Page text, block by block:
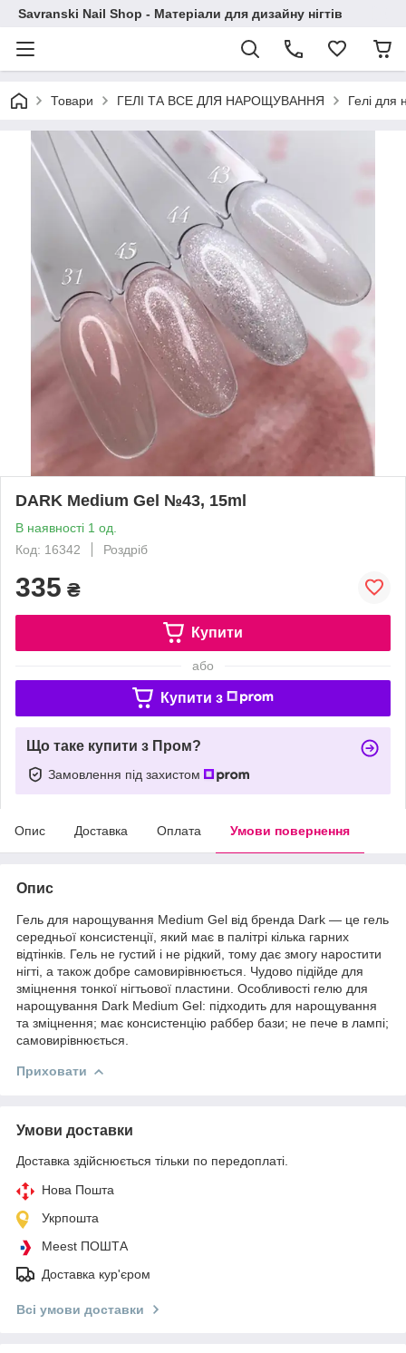
Savranski Nail Shop - Матеріали для дизайну нігтів
Товари ГЕЛІ ТА ВСЕ ДЛЯ НАРОЩУВАННЯ Гелі для
DARK Medium Gel №43, 15ml
В наявності 1 од.
Код: 16342
Роздріб
335 ₴
Купити
або
Купити з
Що таке купити з Пром?
Замовлення під захистом
Опис Доставка Оплата Умови повернення
Опис
Гель для нарощування Medium Gel від бренда Dark — це гель
середньої консистенції, який має в палітрі кілька гарних
відтінків. Гель не густий і не рідкий, тому дає змогу наростити
нігті, а також добре самовирівнюється. Чудово підійде для
зміцнення тонкої нігтьової пластини. Особливості гелю для
нарощування Dark Medium Gel: підходить для нарощування
та зміцнення; має консистенцію раббер бази; не пече в лампі;
самовирівнюється.
Приховати
Умови доставки
Доставка здійснюється тільки по передоплаті.
Нова Пошта
Укрпошта
Meest ПОШТА
Доставка кур'єром
Всі умови доставки